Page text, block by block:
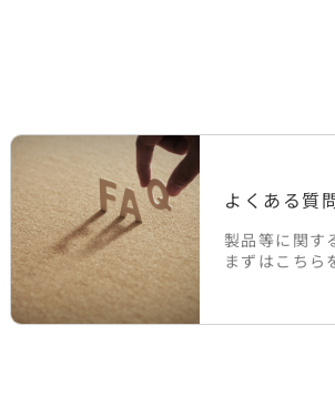
よくある質
製品等に関す
まずはこちら